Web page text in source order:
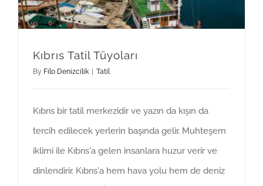
Kıbrıs Tatil Tüyoları
By Filo Denizcilik Tatil
Kıbrıs bir tatil merkezidir ve yazın da kışın da
tercih edilecek yerlerin başında gelir. Muhteşem
iklimi ile Kıbrıs'a gelen insanlara huzur verir ve
dinlendirir. Kıbrıs'a hem hava yolu hem de deniz